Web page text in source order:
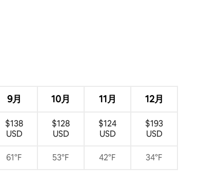
9月 10月 11月 12月
$138
USD
$128
USD
$124
USD
$193
USD
61°F 53°F 42°F 34°F